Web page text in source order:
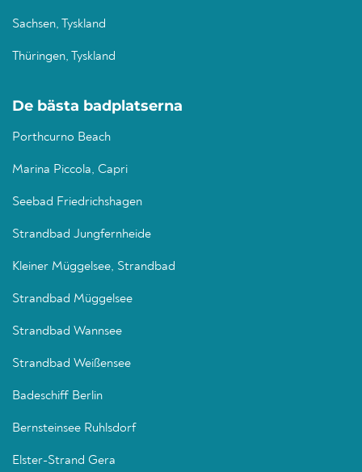
Sachsen, Tyskland
Thüringen, Tyskland
De bästa badplatserna
Porthcurno Beach
Marina Piccola, Capri
Seebad Friedrichshagen
Strandbad Jungfernheide
Kleiner Müggelsee, Strandbad
Strandbad Müggelsee
Strandbad Wannsee
Strandbad Weißensee
Badeschiff Berlin
Bernsteinsee Ruhlsdorf
Elster-Strand Gera